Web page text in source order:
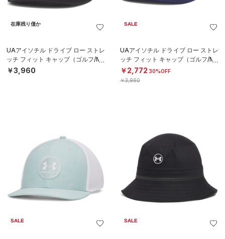
在庫残り僅か
UAアイソチル ドライブ ロー ストレ
ッチ フィット キャップ（ゴルフ/ME
N）
￥3,960
SALE
UAアイソチル ドライブ ロー ストレ
ッチ フィット キャップ（ゴルフ/ME
N）
￥2,772 30%OFF
￥3,960
SALE SALE